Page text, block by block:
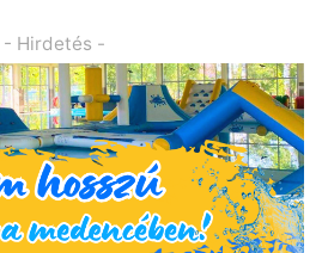
- Hirdetés -